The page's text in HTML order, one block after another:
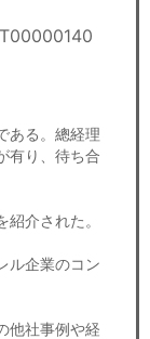
ある。總経理
有り、待ち合
介された。
ル企業のコン
他社事例や経